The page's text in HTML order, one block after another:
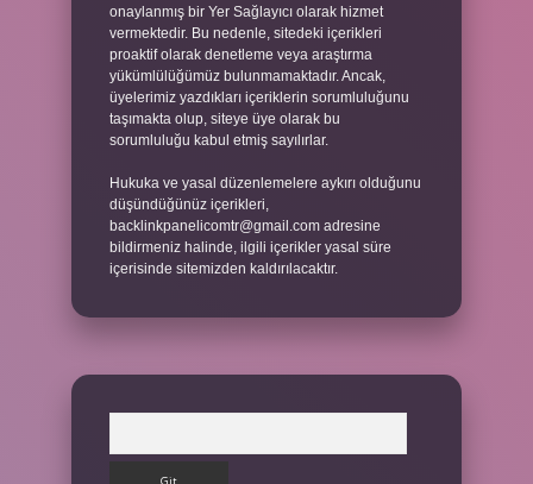
onaylanmış bir Yer Sağlayıcı olarak hizmet
vermektedir. Bu nedenle, sitedeki içerikleri
proaktif olarak denetleme veya araştırma
yükümlülüğümüz bulunmamaktadır. Ancak,
üyelerimiz yazdıkları içeriklerin sorumluluğunu
taşımakta olup, siteye üye olarak bu
sorumluluğu kabul etmiş sayılırlar.
Hukuka ve yasal düzenlemelere aykırı olduğunu
düşündüğünüz içerikleri,
backlinkpanelicomtr@gmail.com adresine
bildirmeniz halinde, ilgili içerikler yasal süre
içerisinde sitemizden kaldırılacaktır.